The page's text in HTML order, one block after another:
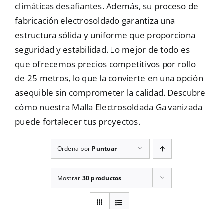
climáticas desafiantes. Además, su proceso de
fabricación electrosoldado garantiza una
estructura sólida y uniforme que proporciona
seguridad y estabilidad. Lo mejor de todo es
que ofrecemos precios competitivos por rollo
de 25 metros, lo que la convierte en una opción
asequible sin comprometer la calidad. Descubre
cómo nuestra Malla Electrosoldada Galvanizada
puede fortalecer tus proyectos.
Ordena por Puntuar
Mostrar 30 productos